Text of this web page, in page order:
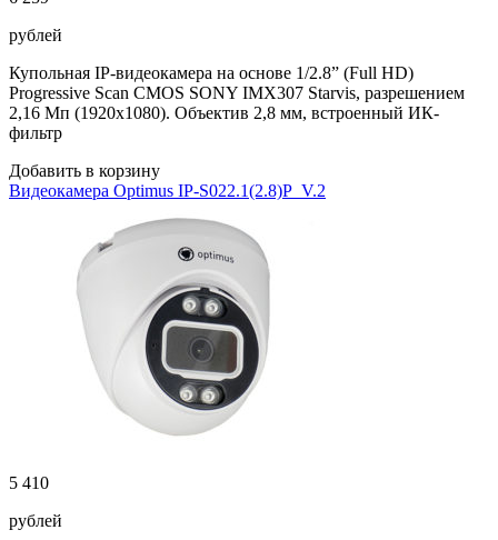
рублей
Купольная IP-видеокамера на основе 1/2.8” (Full HD)
Progressive Scan CMOS SONY IMX307 Starvis, разрешением
2,16 Мп (1920х1080). Объектив 2,8 мм, встроенный ИК-
фильтр
Добавить в корзину
Видеокамера Optimus IP-S022.1(2.8)P_V.2
5 410
рублей